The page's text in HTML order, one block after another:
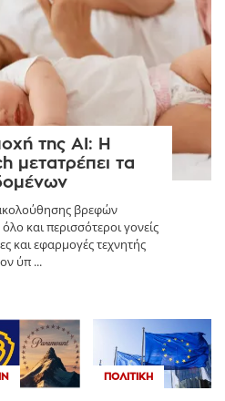
της AI: Η
μετατρέπει τα
βρεφών
και περισσότεροι γονείς
και εφαρμογές τεχνητής
ύπ ...
ΠΟΛΙΤΙΚΉ